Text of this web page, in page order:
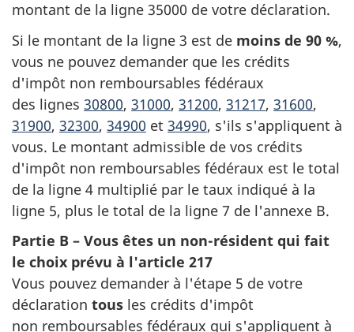
montant de la ligne 35000 de votre déclaration.
Si le montant de la ligne 3 est de moins de 90 %,
vous ne pouvez demander que les crédits
d'impôt non remboursables fédéraux
des lignes 30800, 31000, 31200, 31217, 31600,
31900, 32300, 34900 et 34990, s'ils s'appliquent à
vous. Le montant admissible de vos crédits
d'impôt non remboursables fédéraux est le total
de la ligne 4 multiplié par le taux indiqué à la
ligne 5, plus le total de la ligne 7 de l'annexe B.
Partie B – Vous êtes un non-résident qui fait
le choix prévu à l'article 217
Vous pouvez demander à l'étape 5 de votre
déclaration tous les crédits d'impôt
non remboursables fédéraux qui s'appliquent à